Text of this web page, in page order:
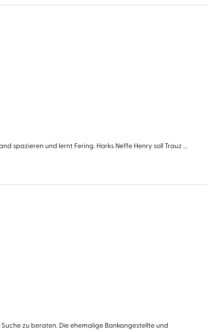
spazieren und lernt Fering. Harks Neffe Henry soll Trauz ...
zu beraten. Die ehemalige Bankangestellte und